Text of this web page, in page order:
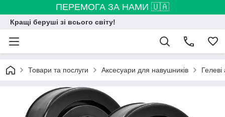
ПЕРЕМОГА ЗА НАМИ 🇺🇦
Кращі беруші зі всього світу!
Товари та послуги Аксесуари для навушників